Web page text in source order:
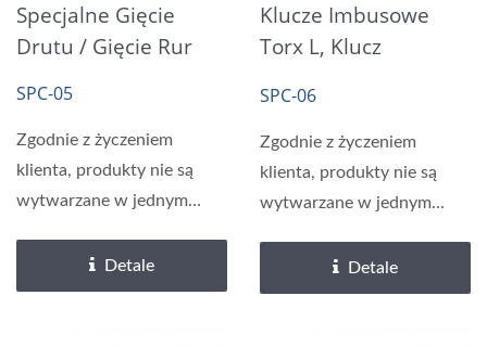
Specjalne Gięcie
Drutu / Gięcie Rur
SPC-05
Zgodnie z życzeniem
klienta, produkty nie są
wytwarzane w jednym
etapach....
Detale
Klucze Imbusowe
Torx L, Klucz
SPC-06
Zgodnie z życzeniem
klienta, produkty nie są
wytwarzane w jednym
etapach....
Detale